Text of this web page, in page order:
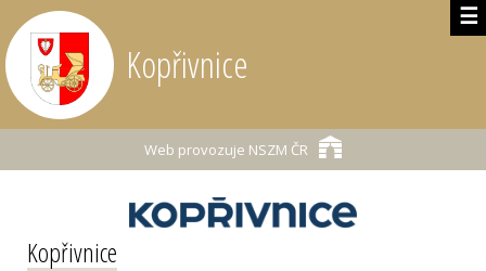
☰
Kopřivnice
Web provozuje NSZM ČR
Kopřivnice